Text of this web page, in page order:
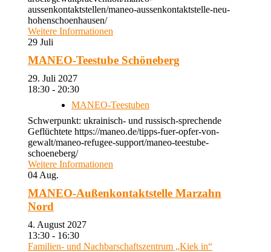
aussenkontaktstellen/maneo-aussenkontaktstelle-neu-
hohenschoenhausen/
Weitere Informationen
29 Juli
MANEO-Teestube Schöneberg
29. Juli 2027
18:30 - 20:30
MANEO-Teestuben
Schwerpunkt: ukrainisch- und russisch-sprechende
Geflüchtete https://maneo.de/tipps-fuer-opfer-von-
gewalt/maneo-refugee-support/maneo-teestube-
schoeneberg/
Weitere Informationen
04 Aug.
MANEO-Außenkontaktstelle Marzahn
Nord
4. August 2027
13:30 - 16:30
Familien- und Nachbarschaftszentrum „Kiek in“